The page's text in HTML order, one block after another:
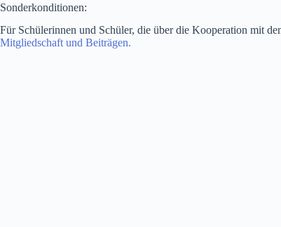
Sonderkonditionen:
Für Schülerinnen und Schüler, die über die Kooperation mit
Mitgliedschaft und Beiträgen.